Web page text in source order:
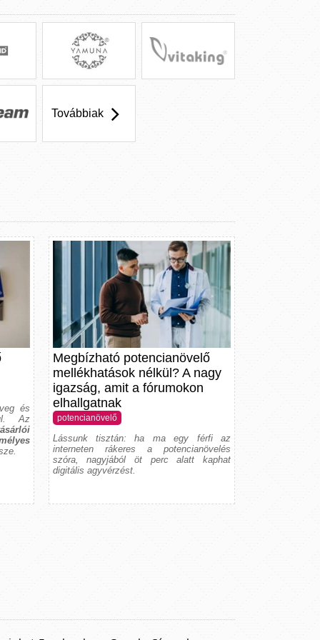
Továbbiak
és
Az
Megbízható potencianövelő
mellékhatások nélkül? A nagy
igazság, amit a fórumokon
elhallgatnak
potencianövelő
Lássunk tisztán: ha ma egy férfi az
interneten rákeres a potencianövelés
szóra, nagyjából öt perc alatt kaphat
digitális agyvérzést.